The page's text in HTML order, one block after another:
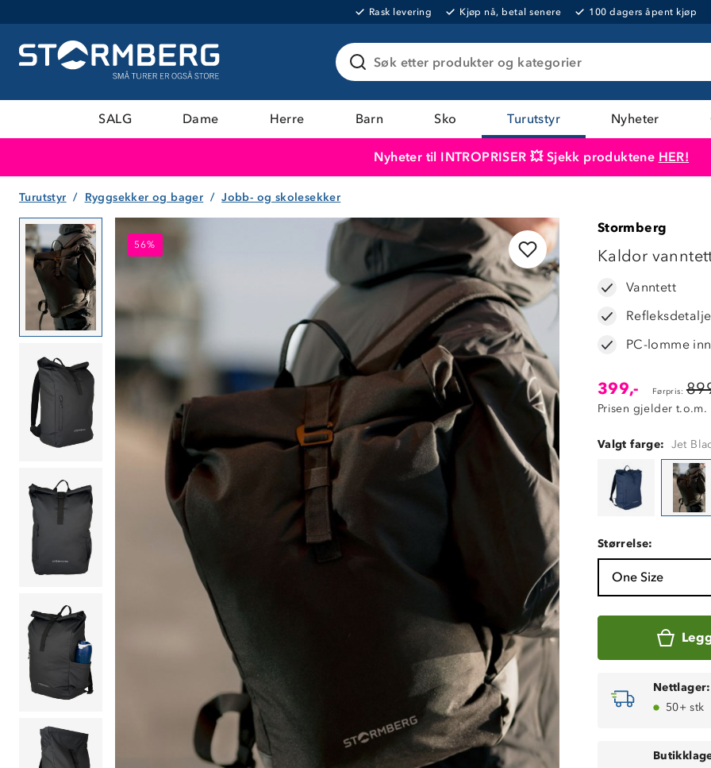
Rask levering Kjøp nå, betal senere 100 dagers åpent kjøp
Søk etter produkter og kategorier
SALG Dame Herre Barn Sko Turutstyr Nyheter
Nyheter til INTROPRISER 💥 Sjekk produktene HER!
Turutstyr Ryggsekker og bager Jobb- og skolesekker
56%
56%
Stormberg
Kaldor
Vanntett
PC-lomme
399,- Førpris:
Prisen gjelder
Valgt farge: Jet
Størrelse:
One Size
Nettlager:
50+ stk